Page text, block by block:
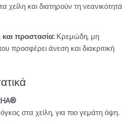
χείλη και διατηρούν τη νεανικότητά
προστασία: Κρεμώδη, μη
προσφέρει άνεση και διακριτική
στα χείλη, για πιο γεμάτη όψη.